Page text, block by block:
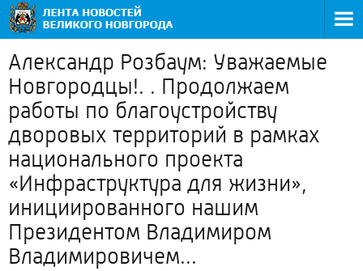
Александр Розбаум: Уважаемые
Новгородцы!. . Продолжаем
работы по благоустройству
дворовых территорий в рамках
национального проекта
«Инфраструктура для жизни»,
инициированного нашим
Президентом Владимиром
Владимировичем...